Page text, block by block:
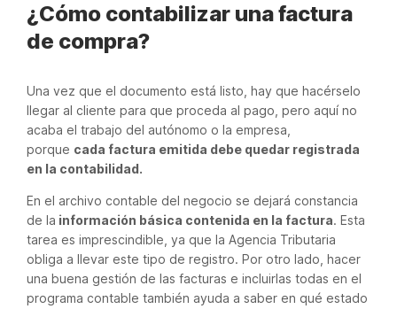
¿Cómo contabilizar una factura
de compra?
Una vez que el documento está listo, hay que hacérselo
llegar al cliente para que proceda al pago, pero aquí no
acaba el trabajo del autónomo o la empresa,
porque cada factura emitida debe quedar registrada
en la contabilidad.
En el archivo contable del negocio se dejará constancia
de la información básica contenida en la factura. Esta
tarea es imprescindible, ya que la Agencia Tributaria
obliga a llevar este tipo de registro. Por otro lado, hacer
una buena gestión de las facturas e incluirlas todas en el
programa contable también ayuda a saber en qué estado